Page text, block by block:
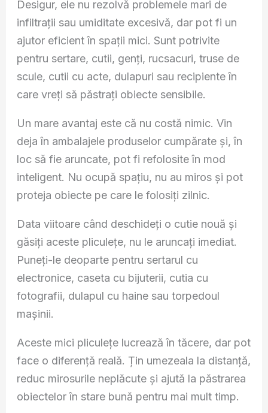
Desigur, ele nu rezolvă problemele mari de
infiltrații sau umiditate excesivă, dar pot fi un
ajutor eficient în spații mici. Sunt potrivite
pentru sertare, cutii, genți, rucsacuri, truse de
scule, cutii cu acte, dulapuri sau recipiente în
care vreți să păstrați obiecte sensibile.
Un mare avantaj este că nu costă nimic. Vin
deja în ambalajele produselor cumpărate și, în
loc să fie aruncate, pot fi refolosite în mod
inteligent. Nu ocupă spațiu, nu au miros și pot
proteja obiecte pe care le folosiți zilnic.
Data viitoare când deschideți o cutie nouă și
găsiți aceste pliculețe, nu le aruncați imediat.
Puneți-le deoparte pentru sertarul cu
electronice, caseta cu bijuterii, cutia cu
fotografii, dulapul cu haine sau torpedoul
mașinii.
Aceste mici pliculețe lucrează în tăcere, dar pot
face o diferență reală. Țin umezeala la distanță,
reduc mirosurile neplăcute și ajută la păstrarea
obiectelor în stare bună pentru mai mult timp.